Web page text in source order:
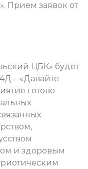
Прием заявок от
ЦБК» будет
– «Давайте
готово
и здоровым